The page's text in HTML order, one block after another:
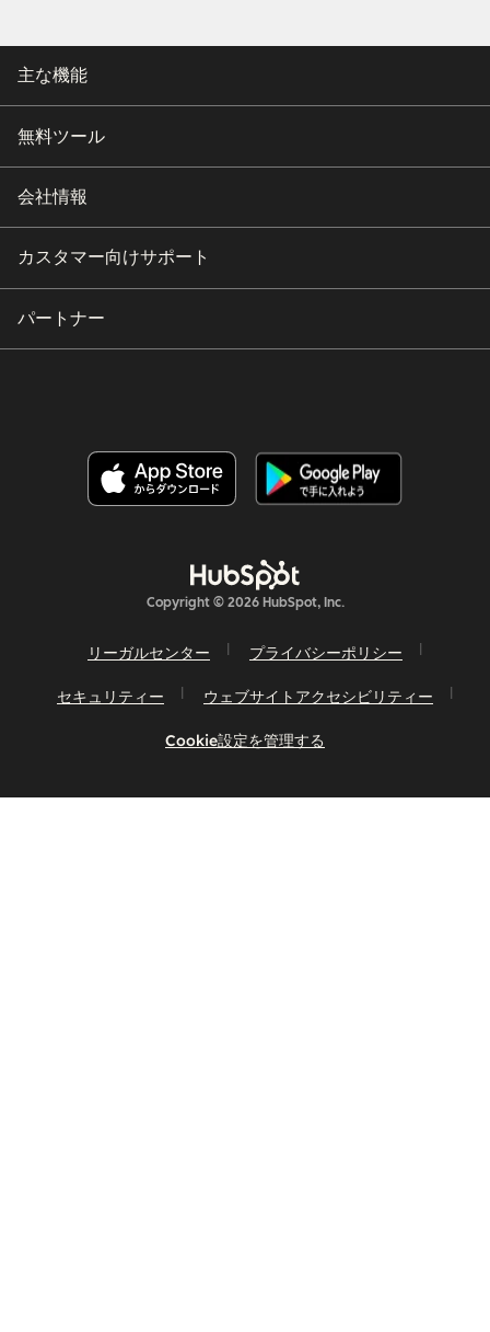
主な機能
無料ツール
会社情報
カスタマー向けサポート
パートナー
Copyright © 2026 HubSpot, Inc.
リーガルセンター プライバシーポリシー
セキュリティー ウェブサイトアクセシビリティー
Cookie設定を管理する